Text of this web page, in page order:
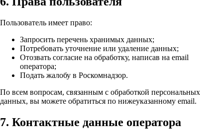
Пользователь имеет право:
Запросить перечень хранимых данных;
Потребовать уточнение или удаление данных;
Отозвать согласие на обработку, написав на email
оператора;
Подать жалобу в Роскомнадзор.
По всем вопросам, связанным с обработкой персональных
данных, вы можете обратиться по нижеуказанному email.
7. Контактные данные оператора